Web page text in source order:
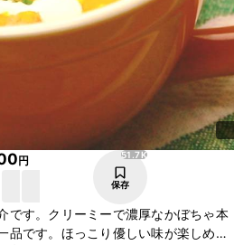
円 51.7K
保存
です。クリーミーで濃厚なかぼちゃ本
品です。ほっこり優しい味が楽しめ、